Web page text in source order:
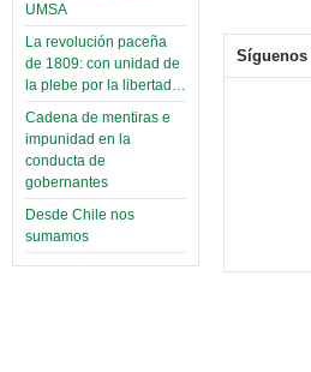
UMSA
La revolución paceña
de 1809: con unidad de
la plebe por la libertad…
Cadena de mentiras e
impunidad en la
conducta de
gobernantes
Desde Chile nos
sumamos
Síguenos